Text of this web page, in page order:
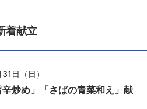
着献立
日（日）
辛炒め」「さばの青菜和え」献